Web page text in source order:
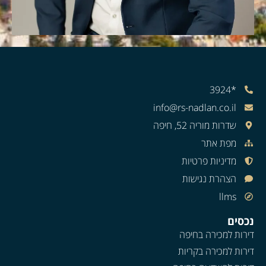
*3924
info@rs-nadlan.co.il
שדרות מוריה 52, חיפה
מפת אתר
מדיניות פרטיות
הצהרת נגישות
llms
נכסים
דירות למכירה בחיפה
דירות למכירה בקריות